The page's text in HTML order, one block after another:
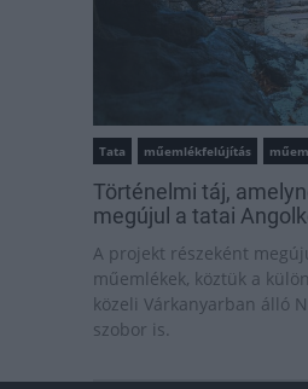
Tata műemlékfelújítás
Történelmi táj,
megújul a tatai
A projekt részeként
műemlékek, köztük a
közeli Várkanyarban álló
szobor is.